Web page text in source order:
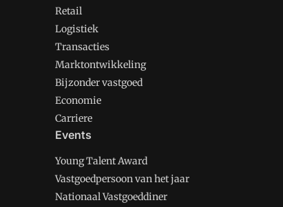
Retail
Logistiek
Transacties
Marktontwikkeling
Bijzonder vastgoed
Economie
Carriere
Events
Young Talent Award
Vastgoedpersoon van het jaar
Nationaal Vastgoeddiner